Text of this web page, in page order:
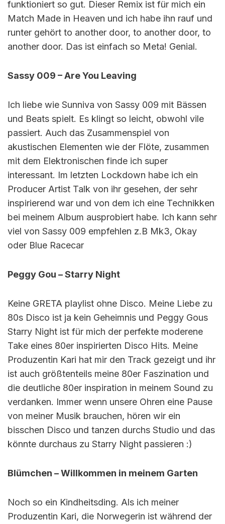
funktioniert so gut. Dieser Remix ist für mich ein
Match Made in Heaven und ich habe ihn rauf und
runter gehört to another door, to another door, to
another door. Das ist einfach so Meta! Genial.
Sassy 009 – Are You Leaving
Ich liebe wie Sunniva von Sassy 009 mit Bässen
und Beats spielt. Es klingt so leicht, obwohl vile
passiert. Auch das Zusammenspiel von
akustischen Elementen wie der Flöte, zusammen
mit dem Elektronischen finde ich super
interessant. Im letzten Lockdown habe ich ein
Producer Artist Talk von ihr gesehen, der sehr
inspirierend war und von dem ich eine Technikken
bei meinem Album ausprobiert habe. Ich kann sehr
viel von Sassy 009 empfehlen z.B Mk3, Okay
oder Blue Racecar
Peggy Gou – Starry Night
Keine GRETA playlist ohne Disco. Meine Liebe zu
80s Disco ist ja kein Geheimnis und Peggy Gous
Starry Night ist für mich der perfekte moderene
Take eines 80er inspirierten Disco Hits. Meine
Produzentin Kari hat mir den Track gezeigt und ihr
ist auch größtenteils meine 80er Faszination und
die deutliche 80er inspiration in meinem Sound zu
verdanken. Immer wenn unsere Ohren eine Pause
von meiner Musik brauchen, hören wir ein
bisschen Disco und tanzen durchs Studio und das
könnte durchaus zu Starry Night passieren :)
Blümchen – Willkommen in meinem Garten
Noch so ein Kindheitsding. Als ich meiner
Produzentin Kari, die Norwegerin ist während der